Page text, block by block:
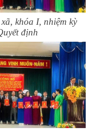
khóa I, nhiệm kỳ
định